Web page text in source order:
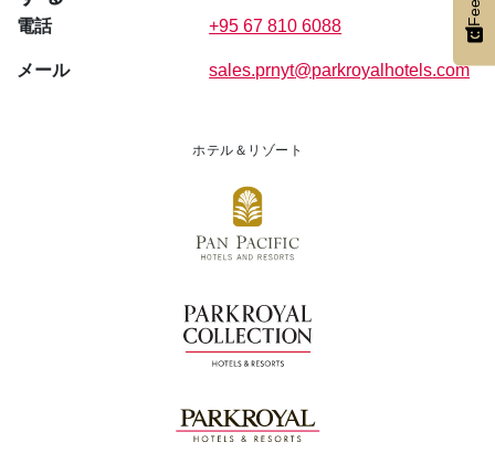
電話 +95 67 810 6088
メール sales.prnyt@parkroyalhotels.com
ホテル＆リゾート